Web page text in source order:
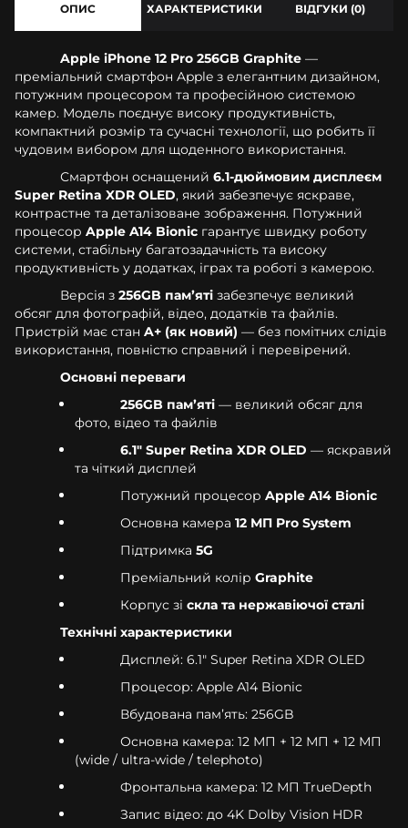
ОПИС ХАРАКТЕРИСТИКИ ВІДГУКИ (0)
Apple iPhone 12 Pro 256GB Graphite —
преміальний смартфон Apple з елегантним дизайном,
потужним процесором та професійною системою
камер. Модель поєднує високу продуктивність,
компактний розмір та сучасні технології, що робить її
чудовим вибором для щоденного використання.
Смартфон оснащений 6.1-дюймовим дисплеєм
Super Retina XDR OLED, який забезпечує яскраве,
контрастне та деталізоване зображення. Потужний
процесор Apple A14 Bionic гарантує швидку роботу
системи, стабільну багатозадачність та високу
продуктивність у додатках, іграх та роботі з камерою.
Версія з 256GB памʼяті забезпечує великий
обсяг для фотографій, відео, додатків та файлів.
Пристрій має стан A+ (як новий) — без помітних слідів
використання, повністю справний і перевірений.
Основні переваги
256GB памʼяті — великий обсяг для
фото, відео та файлів
6.1" Super Retina XDR OLED — яскравий
та чіткий дисплей
Потужний процесор Apple A14 Bionic
Основна камера 12 МП Pro System
Підтримка 5G
Преміальний колір Graphite
Корпус зі скла та нержавіючої сталі
Технічні характеристики
Дисплей: 6.1" Super Retina XDR OLED
Процесор: Apple A14 Bionic
Вбудована памʼять: 256GB
Основна камера: 12 МП + 12 МП + 12 МП
(wide / ultra-wide / telephoto)
Фронтальна камера: 12 МП TrueDepth
Запис відео: до 4K Dolby Vision HDR